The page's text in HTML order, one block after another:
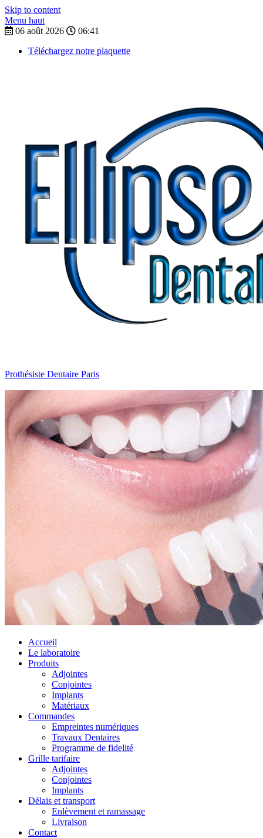
Skip to content
Menu haut
06 août 2026
06:41
Téléchargez notre plaquette
Prothésiste Dentaire Paris
Ellipse Dentale
Prothésiste Dentaire Paris
Accueil
Le laboratoire
Produits
Adjointes
Conjointes
Implants
Matériaux
Commandes
Empreintes numériques
Travaux Dentaires
Programme de fidelité
Grille tarifaire
Adjointes
Conjointes
Implants
Délais et transport
Enlèvement et ramassage
Livraison
Contact